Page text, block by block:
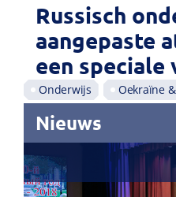
Russisch
aangepaste
een speciale
Onderwijs Oekraïne
Nieuws